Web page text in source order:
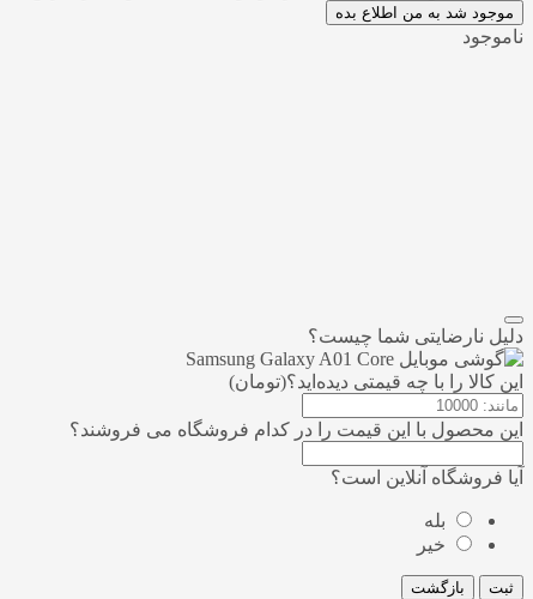
موجود شد به من اطلاع بده
ناموجود
دلیل نارضایتی شما چیست؟
این کالا را با چه قیمتی دیده‌اید؟(تومان)
این محصول با این قیمت را در کدام فروشگاه می فروشند؟
آیا فروشگاه آنلاین است؟
بله
خیر
ثبت بازگشت